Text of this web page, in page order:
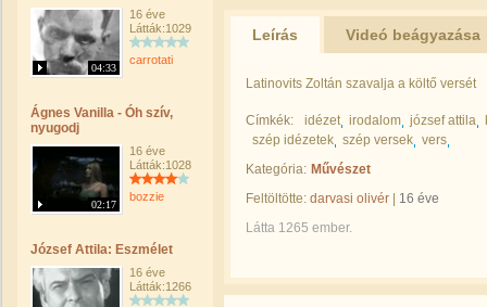
04:33
16 éve
Látták:1029
carrotati
Ágnes Vanilla - Óh szív,
nyugodj
02:17
16 éve
Látták:1028
bozzie
József Attila: Eszmélet
16 éve
Látták:1266
Leírás Videó beágyazása
Latinovits Zoltán szavalja a költő versét
Címkék: idézet irodalom józsef attila
szép idézetek szép versek vers
Kategória: Művészet
Feltöltötte: darvasi olivér
16 éve
Látta 1265 ember.